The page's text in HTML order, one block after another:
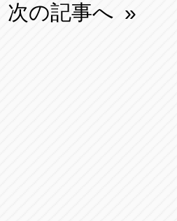
次の記事へ »